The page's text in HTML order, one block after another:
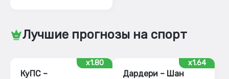
Лучшие прогнозы на спорт
x1.80
КуПС –
x1.64
Дардери – Шан